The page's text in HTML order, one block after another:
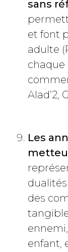
sans
et font
adulte
chaque
Alad’2,
Les
des
enfant,